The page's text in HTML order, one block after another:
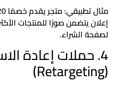
إعلان يتضمن صورًا للمنتجات
لصفحة الشراء.
4. حملات إعادة
(Retargeting)